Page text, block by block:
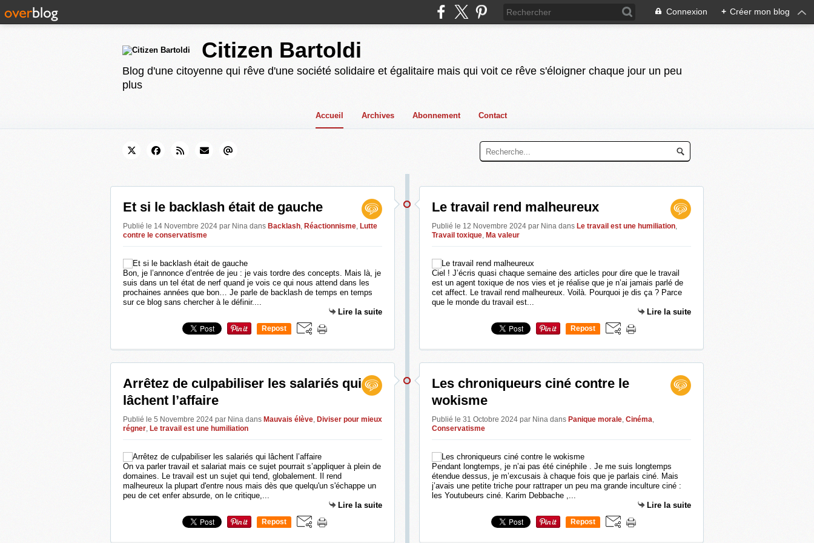
Connexion + Créer mon blog
Citizen Bartoldi
Blog d'une citoyenne qui rêve d'une société solidaire et égalitaire mais qui voit ce rêve s'éloigner chaque jour un peu
plus
Accueil Archives Abonnement Contact
Et si le backlash était de gauche
Publié le 14 Novembre 2024 par Nina dans Backlash, Réactionnisme, Lutte
contre le conservatisme
Bon, je l’annonce d’entrée de jeu : je vais tordre des concepts. Mais là, je
suis dans un tel état de nerf quand je vois ce qui nous attend dans les
prochaines années que bon… Je parle de backlash de temps en temps
sur ce blog sans chercher à le définir....
Lire la suite
Repost
Arrêtez de culpabiliser les salariés qui
lâchent l’affaire
Publié le 5 Novembre 2024 par Nina dans Mauvais élève, Diviser pour mieux
régner, Le travail est une humiliation
On va parler travail et salariat mais ce sujet pourrait s’appliquer à plein de
domaines. Le travail est un sujet qui tend, globalement. Il rend
malheureux la plupart d'entre nous mais dès que quelqu'un s'échappe un
peu de cet enfer absurde, on le critique,...
Lire la suite
Repost
Le travail rend malheureux
Publié le 12 Novembre 2024 par Nina dans Le travail est une humiliation,
Travail toxique, Ma valeur
Ciel ! J’écris quasi chaque semaine des articles pour dire que le travail
est un agent toxique de nos vies et je réalise que je n’ai jamais parlé de
cet affect. Le travail rend malheureux. Voilà. Pourquoi je dis ça ? Parce
que le monde du travail est...
Lire la suite
Repost
Les chroniqueurs ciné contre le
wokisme
Publié le 31 Octobre 2024 par Nina dans Panique morale, Cinéma,
Conservatisme
Pendant longtemps, je n’ai pas été cinéphile . Je me suis longtemps
étendue dessus, je m’excusais à chaque fois que je parlais ciné. Mais
j’avais une petite triche pour rattraper un peu ma grande inculture ciné :
les Youtubeurs ciné. Karim Debbache ,...
Lire la suite
Repost